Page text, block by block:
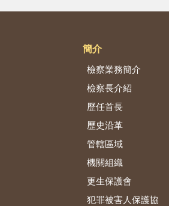
簡介
檢察業務簡介
檢察長介紹
歷任首長
歷史沿革
管轄區域
機關組織
更生保護會
犯罪被害人保護協